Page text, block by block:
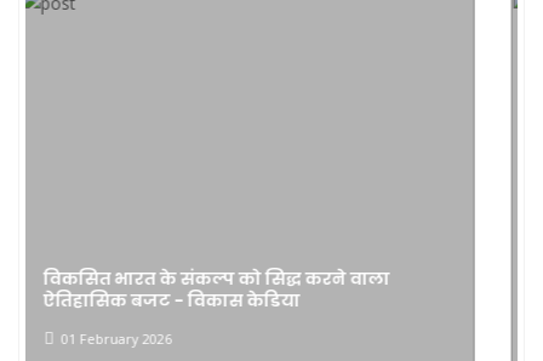
केन्द्रीय बजट देश की प्रगति और विकसित भारत के
संकल्प को समर्पित है:चूड़ामणि पटेल
01 February 2026